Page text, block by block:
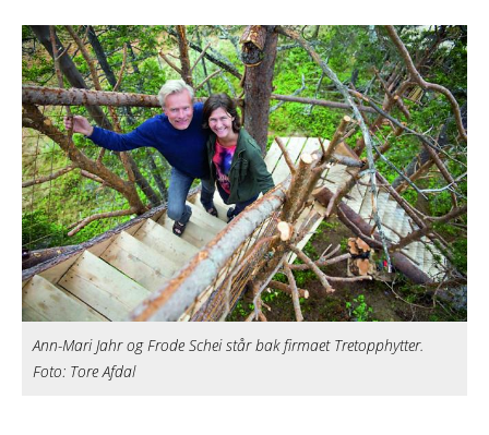
Ann-Mari Jahr og Frode Schei står bak firmaet Tretopphytter.
Foto: Tore Afdal